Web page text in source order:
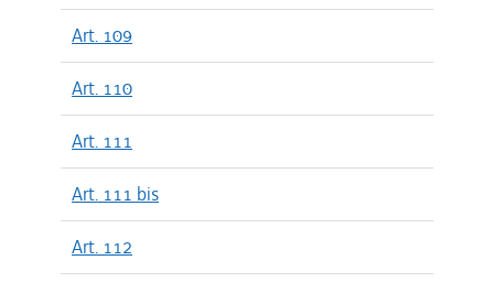
Art. 109
Art. 110
Art. 111
Art. 111 bis
Art. 112